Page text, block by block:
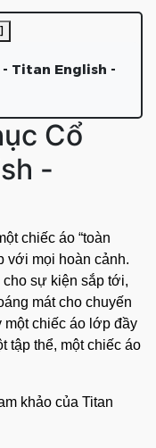
Titan English -
Cổ
-
chiếc áo “toàn
với mọi hoàn cảnh.
cho sự kiện sắp tới,
mát cho chuyến
chiếc áo lớp đầy
tập thể, một chiếc áo
khảo của Titan